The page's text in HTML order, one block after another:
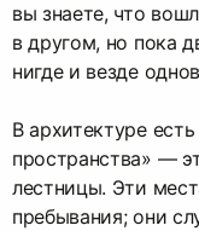
вы знаете, что
в другом, но пока
нигде и везде
В архитектуре
пространства» —
лестницы. Эти
пребывания; они